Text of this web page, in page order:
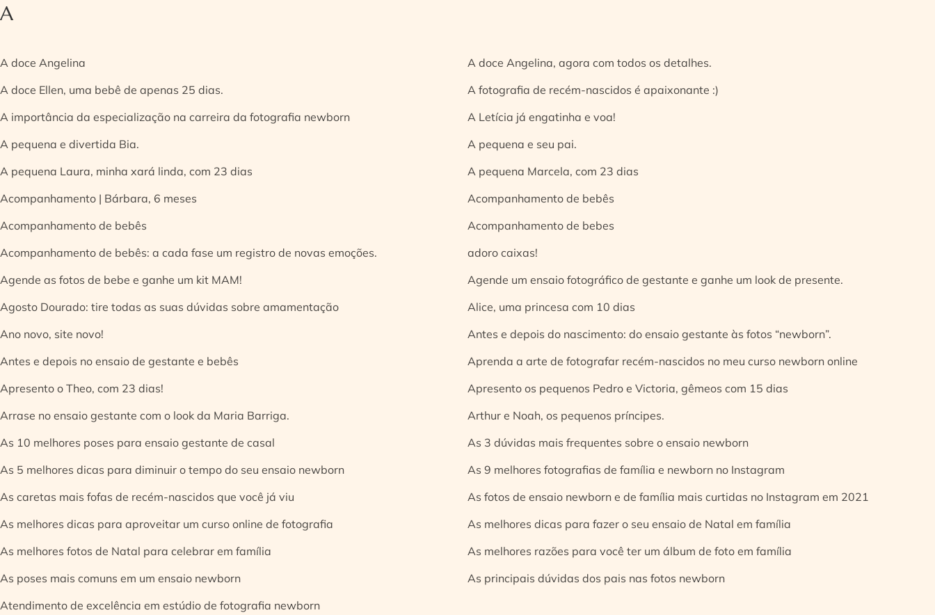
A
A doce Angelina
A doce Angelina, agora com todos os detalhes.
A doce Ellen, uma bebê de apenas 25 dias.
A fotografia de recém-nascidos é apaixonante :)
A importância da especialização na carreira da fotografia newborn
A Letícia já engatinha e voa!
A pequena e divertida Bia.
A pequena e seu pai.
A pequena Laura, minha xará linda, com 23 dias
A pequena Marcela, com 23 dias
Acompanhamento | Bárbara, 6 meses
Acompanhamento de bebês
Acompanhamento de bebês
Acompanhamento de bebes
Acompanhamento de bebês: a cada fase um registro de novas emoções.
adoro caixas!
Agende as fotos de bebe e ganhe um kit MAM!
Agende um ensaio fotográfico de gestante e ganhe um look de presente.
Agosto Dourado: tire todas as suas dúvidas sobre amamentação
Alice, uma princesa com 10 dias
Ano novo, site novo!
Antes e depois do nascimento: do ensaio gestante às fotos “newborn”.
Antes e depois no ensaio de gestante e bebês
Aprenda a arte de fotografar recém-nascidos no meu curso newborn online
Apresento o Theo, com 23 dias!
Apresento os pequenos Pedro e Victoria, gêmeos com 15 dias
Arrase no ensaio gestante com o look da Maria Barriga.
Arthur e Noah, os pequenos príncipes.
As 10 melhores poses para ensaio gestante de casal
As 3 dúvidas mais frequentes sobre o ensaio newborn
As 5 melhores dicas para diminuir o tempo do seu ensaio newborn
As 9 melhores fotografias de família e newborn no Instagram
As caretas mais fofas de recém-nascidos que você já viu
As fotos de ensaio newborn e de família mais curtidas no Instagram em 2021
As melhores dicas para aproveitar um curso online de fotografia
As melhores dicas para fazer o seu ensaio de Natal em família
As melhores fotos de Natal para celebrar em família
As melhores razões para você ter um álbum de foto em família
As poses mais comuns em um ensaio newborn
As principais dúvidas dos pais nas fotos newborn
Atendimento de excelência em estúdio de fotografia newborn